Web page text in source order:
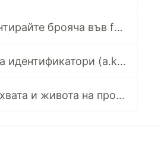
CODE TIPS #3 — Преинкрементирайте брояча във for цикли! (++C)
CODE TIPS #4 — Именуване на идентификатори (a.k.a “Спрете с ‘br’ и подобни”)
CODE TIPS #5 — Намалете обхвата и живота на променливите си